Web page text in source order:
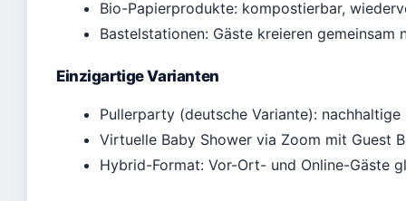
Bio-Papierprodukte: kompostierbar,
Bastelstationen: Gäste kreieren gemeinsam
Einzigartige Varianten
Pullerparty (deutsche Variante):
Virtuelle Baby Shower via Zoom mit Guest
Hybrid-Format: Vor-Ort- und Online-Gäste